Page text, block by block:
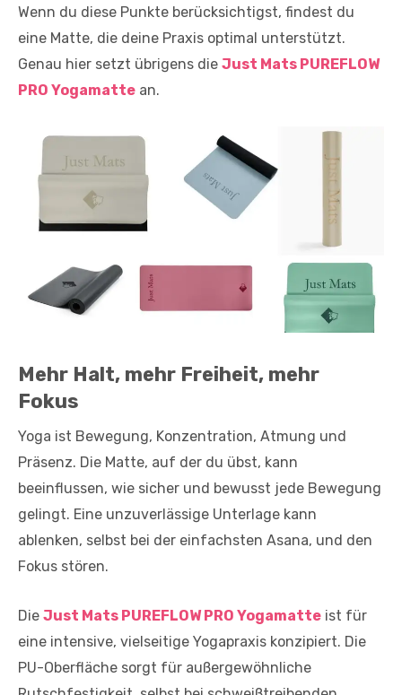
Wenn du diese Punkte berücksichtigst, findest du
eine Matte, die deine Praxis optimal unterstützt.
Genau hier setzt übrigens die Just Mats PUREFLOW
PRO Yogamatte an.
Mehr Halt, mehr Freiheit, mehr
Fokus
Yoga ist Bewegung, Konzentration, Atmung und
Präsenz. Die Matte, auf der du übst, kann
beeinflussen, wie sicher und bewusst jede Bewegung
gelingt. Eine unzuverlässige Unterlage kann
ablenken, selbst bei der einfachsten Asana, und den
Fokus stören.
Die Just Mats PUREFLOW PRO Yogamatte ist für
eine intensive, vielseitige Yogapraxis konzipiert. Die
PU-Oberfläche sorgt für außergewöhnliche